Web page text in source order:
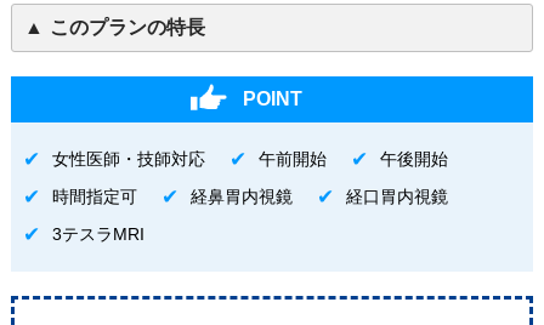
このプランの特長
POINT
女性医師・技師対応 午前開始
午後開始
時間指定可
経鼻胃内視鏡
経口胃内視鏡
3テスラMRI